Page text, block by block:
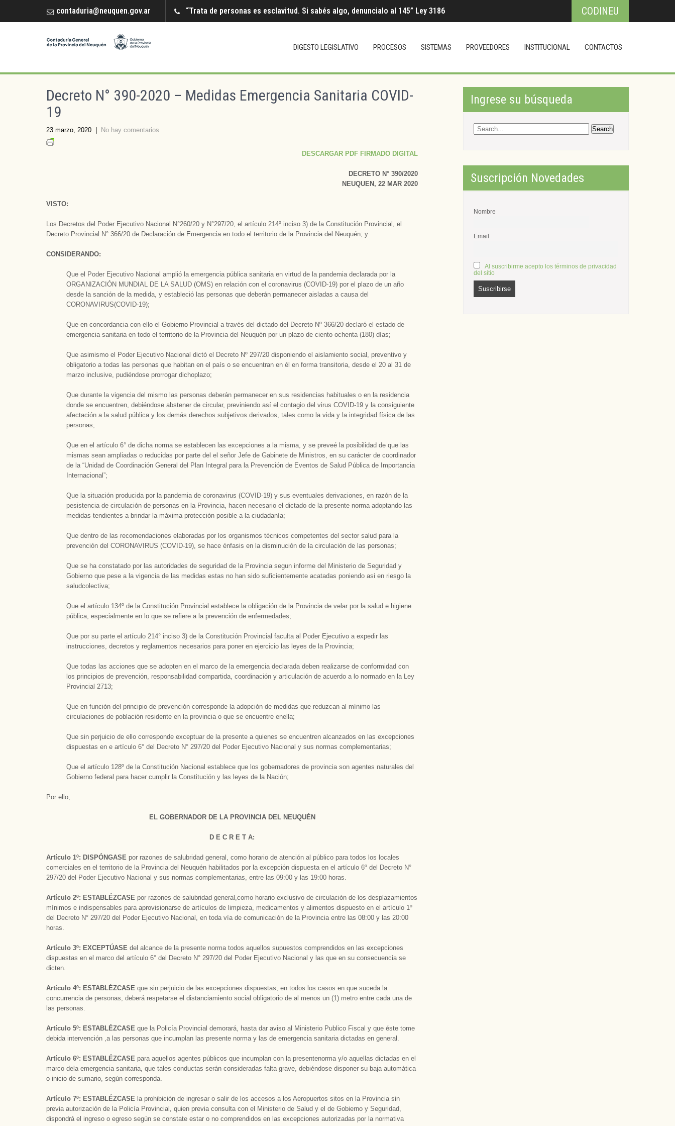
contaduria@neuquen.gov.ar “Trata de personas es esclavitud. Si sabés algo, denuncialo al 145” Ley 3186 CODINEU
DIGESTO LEGISLATIVO PROCESOS SISTEMAS PROVEEDORES INSTITUCIONAL CONTACTOS
Decreto N° 390-2020 – Medidas Emergencia Sanitaria COVID-
19
23 marzo, 2020 No hay comentarios
DESCARGAR PDF FIRMADO DIGITAL
DECRETO N° 390/2020
NEUQUEN, 22 MAR 2020
VISTO:
Los Decretos del Poder Ejecutivo Nacional N°260/20 y N°297/20, el artículo 214º inciso 3) de la Constitución Provincial, el
Decreto Provincial N° 366/20 de Declaración de Emergencia en todo el territorio de la Provincia del Neuquén; y
CONSIDERANDO:
Que el Poder Ejecutivo Nacional amplió la emergencia pública sanitaria en virtud de la pandemia declarada por la
ORGANIZACIÓN MUNDIAL DE LA SALUD (OMS) en relación con el coronavirus (COVID-19) por el plazo de un año
desde la sanción de la medida, y estableció las personas que deberán permanecer aisladas a causa del
CORONAVIRUS(COVID-19);
Que en concordancia con ello el Gobierno Provincial a través del dictado del Decreto Nº 366/20 declaró el estado de
emergencia sanitaria en todo el territorio de la Provincia del Neuquén por un plazo de ciento ochenta (180) días;
Que asimismo el Poder Ejecutivo Nacional dictó el Decreto Nº 297/20 disponiendo el aislamiento social, preventivo y
obligatorio a todas las personas que habitan en el país o se encuentran en él en forma transitoria, desde el 20 al 31 de
marzo inclusive, pudiéndose prorrogar dichoplazo;
Que durante la vigencia del mismo las personas deberán permanecer en sus residencias habituales o en la residencia
donde se encuentren, debiéndose abstener de circular, previniendo así el contagio del virus COVID-19 y la consiguiente
afectación a la salud pública y los demás derechos subjetivos derivados, tales como la vida y la integridad física de las
personas;
Que en el artículo 6° de dicha norma se establecen las excepciones a la misma, y se preveé la posibilidad de que las
mismas sean ampliadas o reducidas por parte del el señor Jefe de Gabinete de Ministros, en su carácter de coordinador
de la “Unidad de Coordinación General del Plan Integral para la Prevención de Eventos de Salud Pública de Importancia
Internacional”;
Que la situación producida por la pandemia de coronavirus (COVID-19) y sus eventuales derivaciones, en razón de la
pesistencia de circulación de personas en la Provincia, hacen necesario el dictado de la presente norma adoptando las
medidas tendientes a brindar la máxima protección posible a la ciudadanía;
Que dentro de las recomendaciones elaboradas por los organismos técnicos competentes del sector salud para la
prevención del CORONAVIRUS (COVID-19), se hace énfasis en la disminución de la circulación de las personas;
Que se ha constatado por las autoridades de seguridad de la Provincia segun informe del Ministerio de Seguridad y
Gobierno que pese a la vigencia de las medidas estas no han sido suficientemente acatadas poniendo asi en riesgo la
saludcolectiva;
Que el artículo 134º de la Constitución Provincial establece la obligación de la Provincia de velar por la salud e higiene
pública, especialmente en lo que se refiere a la prevención de enfermedades;
Que por su parte el artículo 214° inciso 3) de la Constitución Provincial faculta al Poder Ejecutivo a expedir las
instrucciones, decretos y reglamentos necesarios para poner en ejercicio las leyes de la Provincia;
Que todas las acciones que se adopten en el marco de la emergencia declarada deben realizarse de conformidad con
los principios de prevención, responsabilidad compartida, coordinación y articulación de acuerdo a lo normado en la Ley
Provincial 2713;
Que en función del principio de prevención corresponde la adopción de medidas que reduzcan al mínimo las
circulaciones de población residente en la provincia o que se encuentre enella;
Que sin perjuicio de ello corresponde exceptuar de la presente a quienes se encuentren alcanzados en las excepciones
dispuestas en e artículo 6° del Decreto N° 297/20 del Poder Ejecutivo Nacional y sus normas complementarias;
Que el artículo 128º de la Constitución Nacional establece que los gobernadores de provincia son agentes naturales del
Gobierno federal para hacer cumplir la Constitución y las leyes de la Nación;
Por ello;
EL GOBERNADOR DE LA PROVINCIA DEL NEUQUÉN
D E C R E T A:
Artículo 1º: DISPÓNGASE por razones de salubridad general, como horario de atención al público para todos los locales
comerciales en el territorio de la Provincia del Neuquén habilitados por la excepción dispuesta en el artículo 6º del Decreto N°
297/20 del Poder Ejecutivo Nacional y sus normas complementarias, entre las 09:00 y las 19:00 horas.
Artículo 2º: ESTABLÉZCASE por razones de salubridad general,como horario exclusivo de circulación de los desplazamientos
mínimos e indispensables para aprovisionarse de artículos de limpieza, medicamentos y alimentos dispuesto en el artículo 1º
del Decreto N° 297/20 del Poder Ejecutivo Nacional, en toda vía de comunicación de la Provincia entre las 08:00 y las 20:00
horas.
Artículo 3º: EXCEPTÚASE del alcance de la presente norma todos aquellos supuestos comprendidos en las excepciones
dispuestas en el marco del artículo 6° del Decreto N° 297/20 del Poder Ejecutivo Nacional y las que en su consecuencia se
dicten.
Artículo 4º: ESTABLÉZCASE que sin perjuicio de las excepciones dispuestas, en todos los casos en que suceda la
concurrencia de personas, deberá respetarse el distanciamiento social obligatorio de al menos un (1) metro entre cada una de
las personas.
Artículo 5º: ESTABLÉZCASE que la Policía Provincial demorará, hasta dar aviso al Ministerio Publico Fiscal y que éste tome
debida intervención ,a las personas que incumplan las presente norma y las de emergencia sanitaria dictadas en general.
Artículo 6º: ESTABLÉZCASE para aquellos agentes públicos que incumplan con la presentenorma y/o aquellas dictadas en el
marco dela emergencia sanitaria, que tales conductas serán consideradas falta grave, debiéndose disponer su baja automática
o inicio de sumario, según corresponda.
Artículo 7º: ESTABLÉZCASE la prohibición de ingresar o salir de los accesos a los Aeropuertos sitos en la Provincia sin
previa autorización de la Policía Provincial, quien previa consulta con el Ministerio de Salud y el de Gobierno y Seguridad,
dispondrá el ingreso o egreso según se constate estar o no comprendidos en las excepciones autorizadas por la normativa
Ingrese su búsqueda
Suscripción Novedades
Nombre
Email
Al suscribirme acepto los términos de privacidad
del sitio